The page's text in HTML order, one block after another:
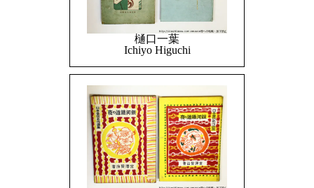
樋口一葉
Ichiyo Higuchi